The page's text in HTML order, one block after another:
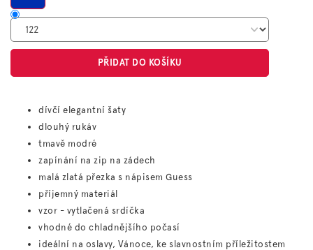
PŘIDAT DO KOŠÍKU
dívčí elegantní šaty
dlouhý rukáv
tmavě modré
zapínání na zip na zádech
malá zlatá přezka s nápisem Guess
příjemný materiál
vzor - vytlačená srdíčka
vhodné do chladnějšího počasí
ideální na oslavy, Vánoce, ke slavnostním příležitostem